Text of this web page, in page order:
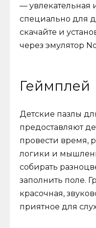
— увлекательная
специально для
скачайте и
через эмулятор
Геймплей
Детские пазлы
предоставляют
провести время,
логики и
собирать
заполнить поле.
красочная,
приятное для